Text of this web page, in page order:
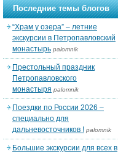
Последние темы блогов
“Храм у озера” – летние
экскурсии в Петропавловский
монастырь palomnik
Престольный праздник
Петропавловского
монастыря palomnik
Поездки по России 2026 –
специально для
дальневосточников ! palomnik
Большие экскурсии для всех в